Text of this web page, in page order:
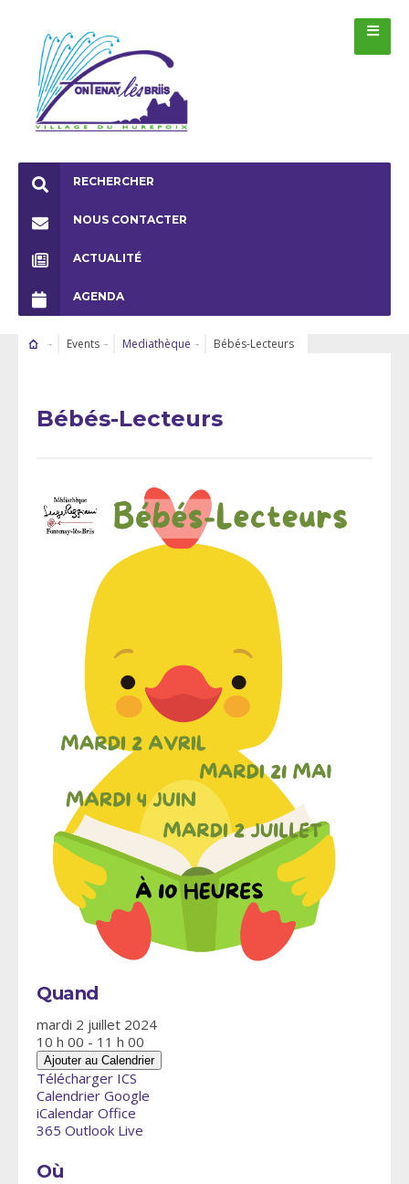
RECHERCHER
NOUS CONTACTER
ACTUALITÉ
AGENDA
Events Mediathèque Bébés-Lecteurs
Bébés-Lecteurs
Quand
mardi 2 juillet 2024
10 h 00 - 11 h 00
Ajouter au Calendrier
Télécharger ICS
Calendrier Google
iCalendar Office
365 Outlook Live
Où